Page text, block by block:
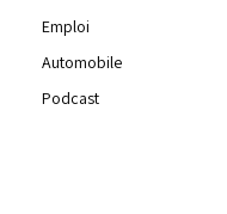
Emploi
Automobile
Podcast